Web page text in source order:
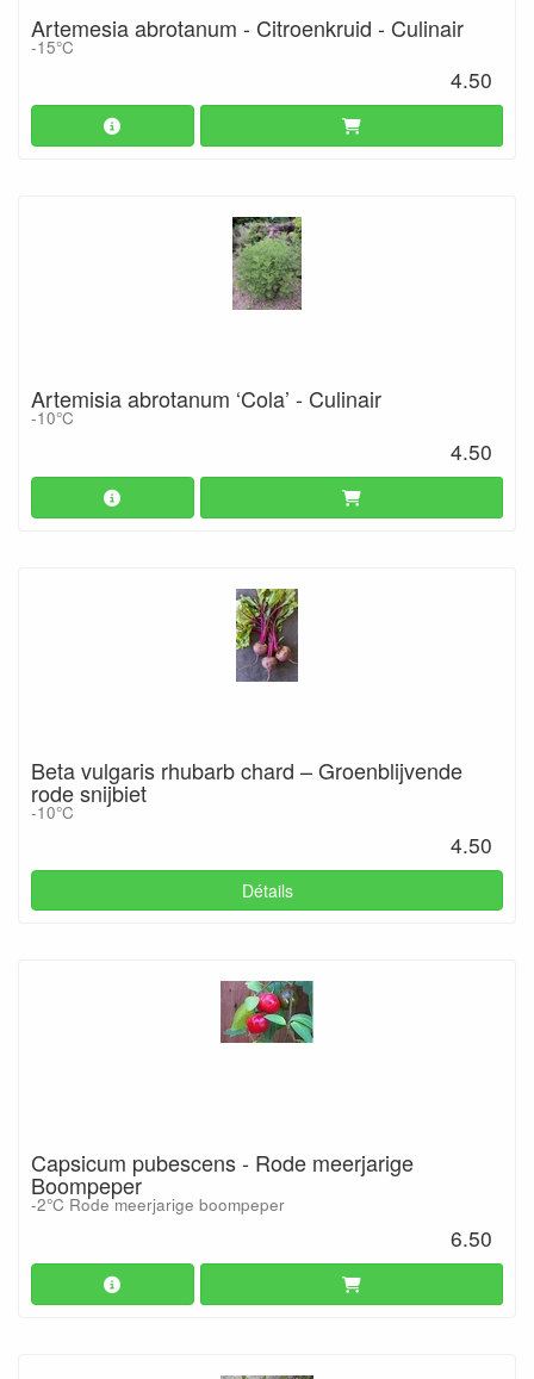
Artemesia abrotanum - Citroenkruid - Culinair
-15°C
4.50
Artemisia abrotanum ‘Cola’ - Culinair
-10°C
4.50
Beta vulgaris rhubarb chard – Groenblijvende
rode snijbiet
-10°C
4.50
Détails
Capsicum pubescens - Rode meerjarige
Boompeper
-2°C Rode meerjarige boompeper
6.50